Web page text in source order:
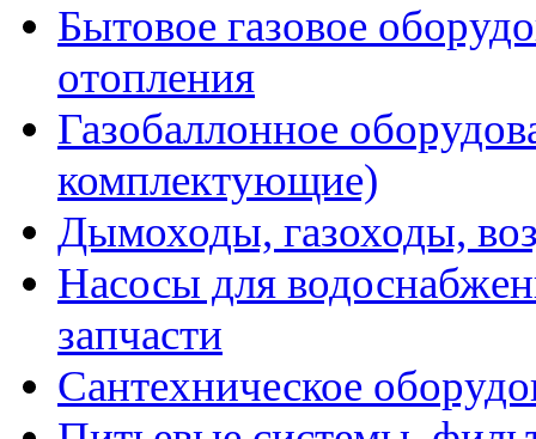
Бытовое газовое
отопления
Газобаллонное
комплектующие)
Дымоходы, газоходы,
Насосы для
запчасти
Сантехническое